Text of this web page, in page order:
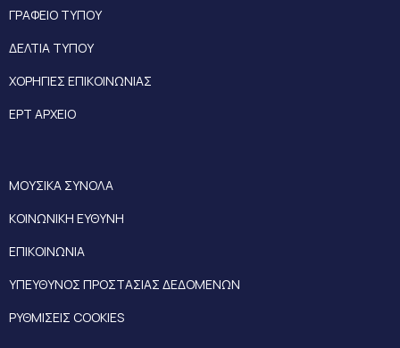
ΓΡΑΦΕΙΟ ΤΥΠΟΥ
ΔΕΛΤΙΑ ΤΥΠΟΥ
ΧΟΡΗΓΙΕΣ ΕΠΙΚΟΙΝΩΝΙΑΣ
ΕΡΤ ΑΡΧΕΙΟ
ΜΟΥΣΙΚΑ ΣΥΝΟΛΑ
ΚΟΙΝΩΝΙΚΗ ΕΥΘΥΝΗ
ΕΠΙΚΟΙΝΩΝΙΑ
ΥΠΕΥΘΥΝΟΣ ΠΡΟΣΤΑΣΙΑΣ ΔΕΔΟΜΕΝΩΝ
ΡΥΘΜΙΣΕΙΣ COOKIES